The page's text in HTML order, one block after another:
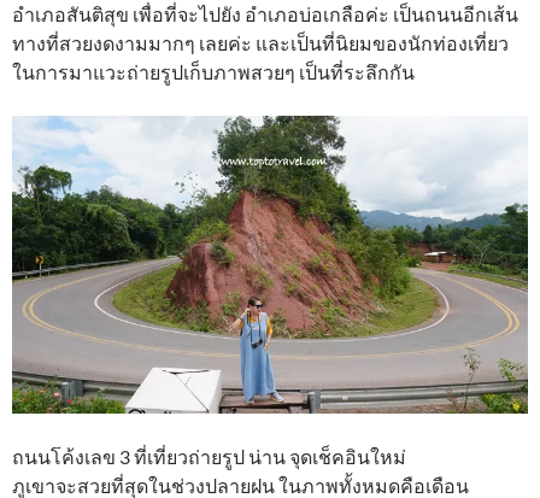
อำเภอสันติสุข เพื่อที่จะไปยัง อำเภอบ่อเกลือค่ะ เป็นถนนอีกเส้น
ทางที่สวยงดงามมากๆ เลยค่ะ และเป็นที่นิยมของนักท่องเที่ยว
ในการมาแวะถ่ายรูปเก็บภาพสวยๆ เป็นที่ระลึกกัน
ถนนโค้งเลข 3 ที่เที่ยวถ่ายรูป น่าน จุดเช็คอินใหม่
ภูเขาจะสวยที่สุดในช่วงปลายฝน ในภาพทั้งหมดคือเดือน